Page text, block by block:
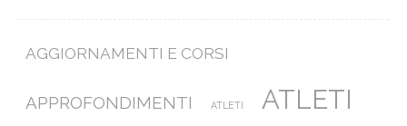
AGGIORNAMENTI E CORSI
APPROFONDIMENTI ATLETI
ATLETI